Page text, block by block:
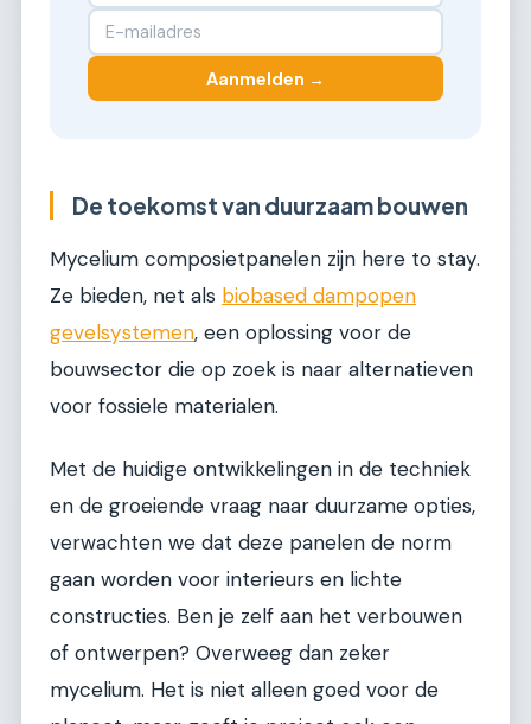
Aanmelden →
De toekomst van duurzaam bouwen
Mycelium composietpanelen zijn here to stay.
Ze bieden, net als biobased dampopen
gevelsystemen, een oplossing voor de
bouwsector die op zoek is naar alternatieven
voor fossiele materialen.
Met de huidige ontwikkelingen in de techniek
en de groeiende vraag naar duurzame opties,
verwachten we dat deze panelen de norm
gaan worden voor interieurs en lichte
constructies. Ben je zelf aan het verbouwen
of ontwerpen? Overweeg dan zeker
mycelium. Het is niet alleen goed voor de